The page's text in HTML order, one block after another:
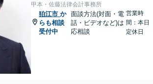
甲本・佐藤法律会計事務所
狛江市 か
らも相談
受付中
面談方法(対面・電
話・ビデオなど)は
応相談
営業時
間：本日
定休日